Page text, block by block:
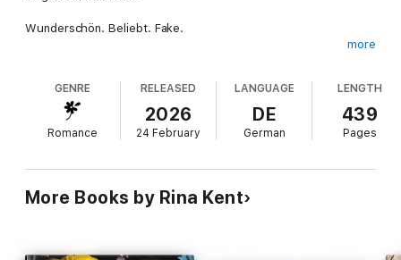
Wunderschön. Beliebt. Fake.
Mein Untergang.
Wahrscheinlich meine Verdammnis.
Es gibt eine Grenze zwischen Richtig und Falsch. Moralisch und
unmoralisch.
more
GENRE
Romance
RELEASED
2026
24 February
LANGUAGE
DE
German
LENGTH
439
Pages
More Books by Rina Kent